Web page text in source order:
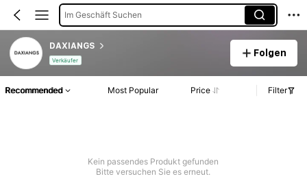
Im Geschäft Suchen
DAXIANGS
Verkäufer
Folgen
Recommended Most Popular Price Filter
Kein passendes Produkt gefunden
Bitte versuchen Sie es erneut.